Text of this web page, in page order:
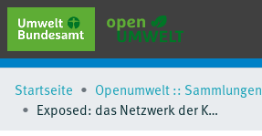
erweiterte Suche
Browse
Startseite Openumwelt :: Sammlungen
Exposed: das Netzwerk der Klimaleugner